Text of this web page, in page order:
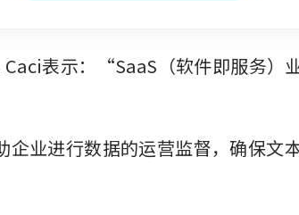
表示：“SaaS（软件即服务）
业进行数据的运营监督，确保文